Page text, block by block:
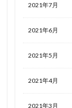
2021年7月
2021年6月
2021年5月
2021年4月
2021年3月